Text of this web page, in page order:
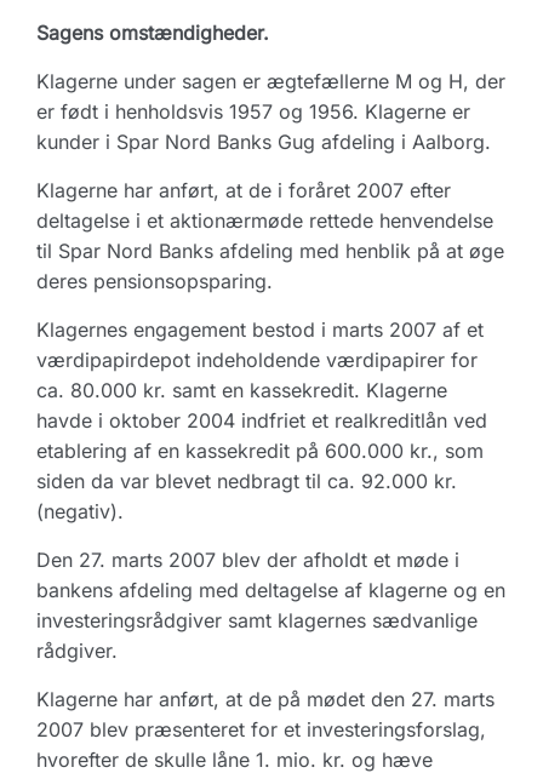
Sagens omstændigheder.
Klagerne under sagen er ægtefællerne M og H, der
er født i henholdsvis 1957 og 1956. Klagerne er
kunder i Spar Nord Banks Gug afdeling i Aalborg.
Klagerne har anført, at de i foråret 2007 efter
deltagelse i et aktionærmøde rettede henvendelse
til Spar Nord Banks afdeling med henblik på at øge
deres pensionsopsparing.
Klagernes engagement bestod i marts 2007 af et
værdipapirdepot indeholdende værdipapirer for
ca. 80.000 kr. samt en kassekredit. Klagerne
havde i oktober 2004 indfriet et realkreditlån ved
etablering af en kassekredit på 600.000 kr., som
siden da var blevet nedbragt til ca. 92.000 kr.
(negativ).
Den 27. marts 2007 blev der afholdt et møde i
bankens afdeling med deltagelse af klagerne og en
investeringsrådgiver samt klagernes sædvanlige
rådgiver.
Klagerne har anført, at de på mødet den 27. marts
2007 blev præsenteret for et investeringsforslag,
hvorefter de skulle låne 1. mio. kr. og hæve